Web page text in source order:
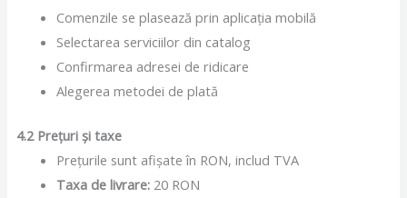
Comenzile se plasează prin aplicația mobilă
Selectarea serviciilor din catalog
Confirmarea adresei de ridicare
Alegerea metodei de plată
4.2 Prețuri și taxe
Prețurile sunt afișate în RON, includ TVA
Taxa de livrare:20 RON